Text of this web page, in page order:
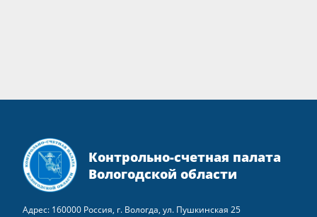
Контрольно-счетная палата
Вологодской области
Адрес: 160000 Россия, г. Вологда, ул. Пушкинская 25